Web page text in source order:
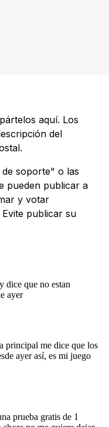
aquí. Los
del
soporte" o las
pueden publicar a
y votar
publicar su